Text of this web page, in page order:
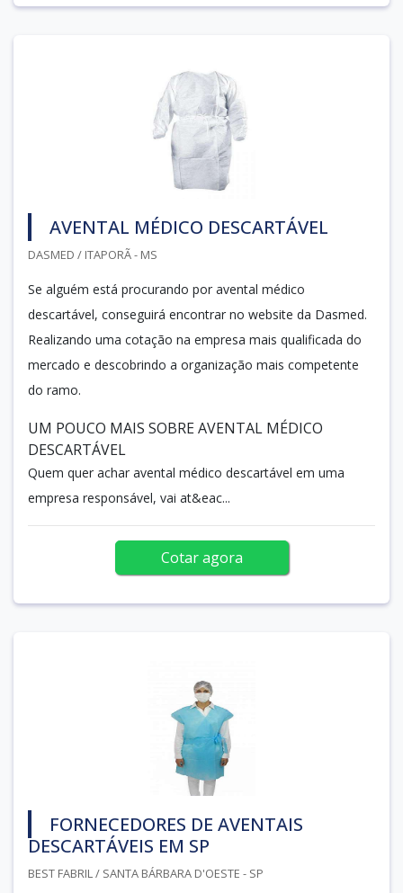
AVENTAL MÉDICO DESCARTÁVEL
DASMED / ITAPORÃ - MS
Se alguém está procurando por avental médico
descartável, conseguirá encontrar no website da Dasmed.
Realizando uma cotação na empresa mais qualificada do
mercado e descobrindo a organização mais competente
do ramo.
UM POUCO MAIS SOBRE AVENTAL MÉDICO
DESCARTÁVEL
Quem quer achar avental médico descartável em uma
empresa responsável, vai at&eac...
Cotar agora
FORNECEDORES DE AVENTAIS
DESCARTÁVEIS EM SP
BEST FABRIL / SANTA BÁRBARA D'OESTE - SP